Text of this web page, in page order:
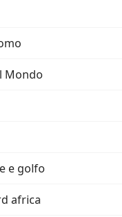
Mondo
e golfo
africa